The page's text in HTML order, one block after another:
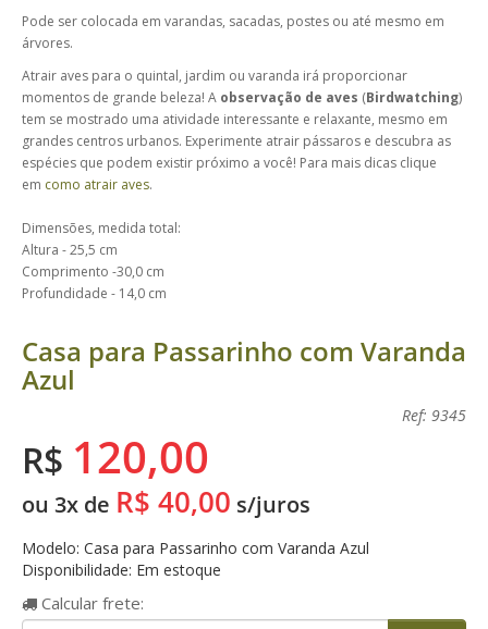
Pode ser colocada em varandas, sacadas, postes ou até mesmo em
árvores.
Atrair aves para o quintal, jardim ou varanda irá proporcionar
momentos de grande beleza! A observação de aves (Birdwatching)
tem se mostrado uma atividade interessante e relaxante, mesmo em
grandes centros urbanos. Experimente atrair pássaros e descubra as
espécies que podem existir próximo a você! Para mais dicas clique
em como atrair aves.
Dimensões, medida total:
Altura - 25,5 cm
Comprimento -30,0 cm
Profundidade - 14,0 cm
Casa para Passarinho com Varanda
Azul
Ref: 9345
R$ 120,00
ou 3x de R$ 40,00 s/juros
Modelo: Casa para Passarinho com Varanda Azul
Disponibilidade: Em estoque
Calcular frete: